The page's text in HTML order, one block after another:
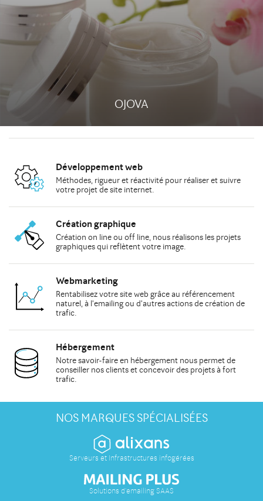
OJOVA
Développement web
Méthodes, rigueur et réactivité pour réaliser et suivre
votre projet de site internet.
Création graphique
Création on lineou off line, nous réalisons les projets
graphiquesqui reflètent votre image.
Webmarketing
Rentabilisez votre site web grâce au référencement
naturel, à l'emailingou d'autres actions decréation de
trafic.
Hébergement
Notre savoir-faire en hébergement nous permet de
conseiller nos clients et concevoir des projets à fort
trafic.
NOS MARQUES SPÉCIALISÉES
Serveurs et Infrastructures infogérées
Solutions d'emailing SAAS